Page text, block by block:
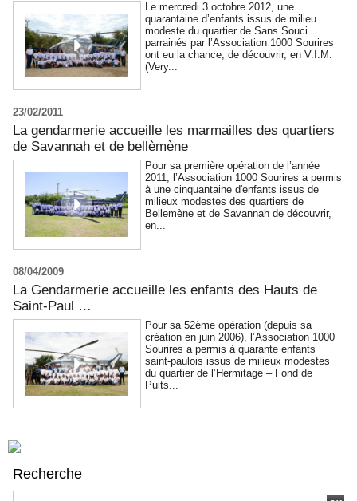
Le mercredi 3 octobre 2012, une
quarantaine d’enfants issus de milieu
modeste du quartier de Sans Souci
parrainés par l’Association 1000 Sourires
ont eu la chance, de découvrir, en V.I.M.
(Very...
23/02/2011
La gendarmerie accueille les marmailles des quartiers
de Savannah et de bellèmène
Pour sa première opération de l’année
2011, l’Association 1000 Sourires a permis
à une cinquantaine d'enfants issus de
milieux modestes des quartiers de
Bellemène et de Savannah de découvrir,
en...
08/04/2009
La Gendarmerie accueille les enfants des Hauts de
Saint-Paul …
Pour sa 52ème opération (depuis sa
création en juin 2006), l’Association 1000
Sourires a permis à quarante enfants
saint-paulois issus de milieux modestes
du quartier de l’Hermitage – Fond de
Puits...
Recherche